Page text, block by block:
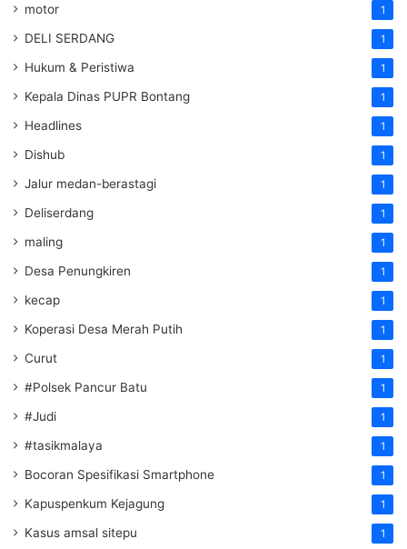
motor 1
DELI SERDANG 1
Hukum & Peristiwa 1
Kepala Dinas PUPR Bontang 1
Headlines 1
Dishub 1
Jalur medan-berastagi 1
Deliserdang 1
maling 1
Desa Penungkiren 1
kecap 1
Koperasi Desa Merah Putih 1
Curut 1
#Polsek Pancur Batu 1
#Judi 1
#tasikmalaya 1
Bocoran Spesifikasi Smartphone 1
Kapuspenkum Kejagung 1
Kasus amsal sitepu 1